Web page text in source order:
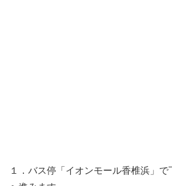
１．バス停「イオンモール香椎浜」